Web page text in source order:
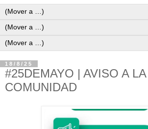
18/8/25
#25DEMAYO | AVISO A LA
COMUNIDAD